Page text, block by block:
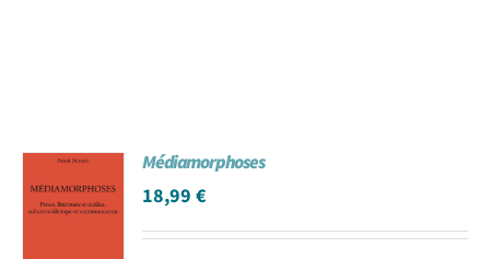
Médiamorphoses
18,99€